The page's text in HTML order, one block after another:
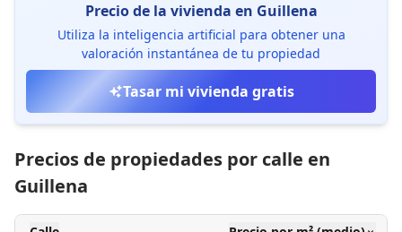
Precio de la vivienda en Guillena
Utiliza la inteligencia artificial para obtener una
valoración instantánea de tu propiedad
Tasar mi vivienda gratis
Precios de propiedades por calle en
Guillena